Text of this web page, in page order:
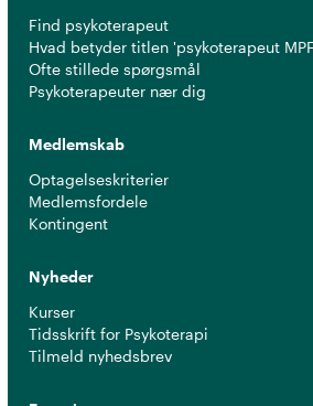
Find psykoterapeut
Hvad betyder titlen 'psykoterapeut
Ofte stillede spørgsmål
Psykoterapeuter nær dig
Medlemskab
Optagelseskriterier
Medlemsfordele
Kontingent
Nyheder
Kurser
Tidsskrift for Psykoterapi
Tilmeld nyhedsbrev